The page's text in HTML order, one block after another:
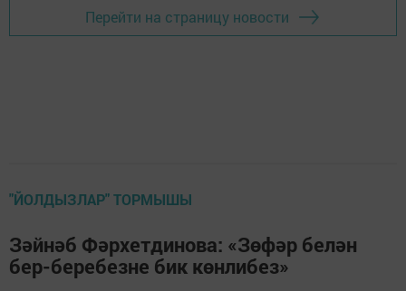
Перейти на страницу новости
"ЙОЛДЫЗЛАР" ТОРМЫШЫ
Зәйнәб Фәрхетдинова: «Зөфәр белән
бер-беребезне бик көнлибез»